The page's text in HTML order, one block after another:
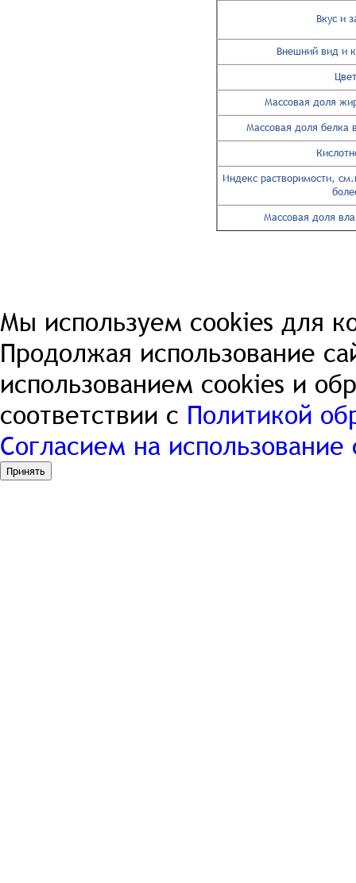
Вкус и
Внешний вид и
Массовая доля
Массовая доля белка
Индекс растворимости,
Массовая доля
Мы используем cookies для
Продолжая использование
использованием cookies и
соответствии с Политикой
Согласием на использование
Принять